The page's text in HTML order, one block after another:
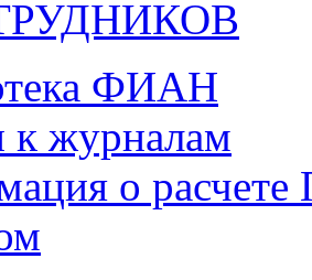
ФИАН
к журналам
о